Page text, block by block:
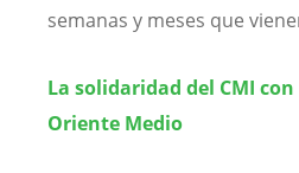
semanas y meses que
La solidaridad del CMI
Oriente Medio